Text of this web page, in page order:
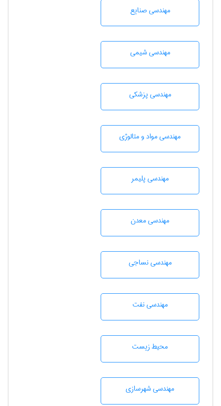
مهندسی صنايع
مهندسي شيمی
مهندسی پزشکی
مهندسی مواد و متالوژی
مهندسی پليمر
مهندسی معدن
مهندسي نساجی
مهندسی نفت
محيط زيست
مهندسی شهرسازی